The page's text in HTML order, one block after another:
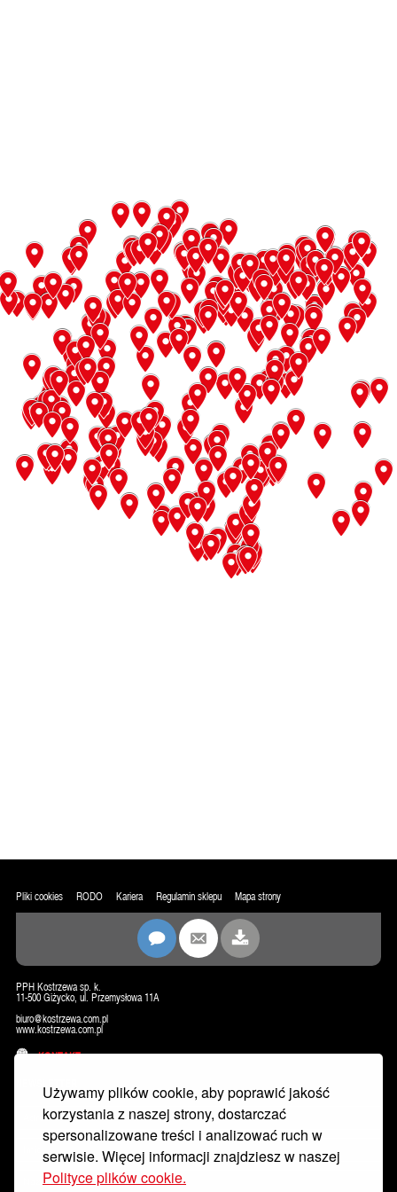
Używamy plików cookie, aby poprawić jakość
korzystania z naszej strony, dostarczać
spersonalizowane treści i analizować ruch w
serwisie. Więcej informacji znajdziesz w naszej
Polityce plików cookie.
Pliki cookies RODO Kariera Regulamin sklepu Mapa strony
PPH Kostrzewa sp. k.
11-500 Giżycko, ul. Przemysłowa 11A
biuro@kostrzewa.com.pl
www.kostrzewa.com.pl
KONTAKT